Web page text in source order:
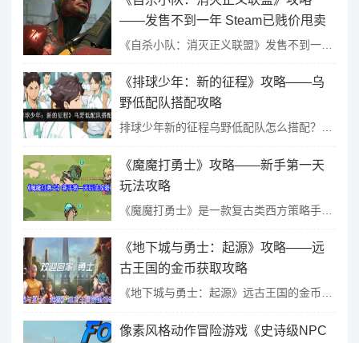
——发售不到一年 Steam已贱价甩卖
《排球少年：新的征程》攻略——乌
野低配队搭配攻略
排球少年新的征程乌野低配队怎么搭配？想要完成这个任务，其实流程并不复杂，下面小编就来手把手教教大家，通过图文形式详细介绍，相信能够帮各位玩家很好的解决这个问题，喜欢这篇文章的小伙伴还可以收藏起来。...
《魔魔打勇士》攻略——新手第一天
玩法攻略
《地下城与勇士：起源》攻略——远
古王国的金币获取攻略
《地下城与勇士：起源》远古王国的金币怎么获得，游戏中的金币很重要，不过这个需要从副本中获得，很多玩家不清楚这个金币的获得方法，接下来就由小编给大家带来了详细的《地下城与勇士：起源》远古王国的金币获取攻...
像素风格动作冒险游戏《史诗级NPC